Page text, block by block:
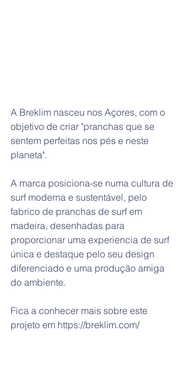
A Breklim nasceu nos Açores, com o
objetivo de criar "pranchas que se
sentem perfeitas nos pés e neste
planeta".
A marca posiciona-se numa cultura de
surf moderna e sustentável, pelo
fabrico de pranchas de surf em
madeira, desenhadas para
proporcionar uma experiencia de surf
única e destaque pelo seu design
diferenciado e uma produção amiga
do ambiente.
Fica a conhecer mais sobre este
projeto em https://breklim.com/